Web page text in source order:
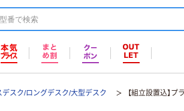
デスク/ロングデスク/大型デスク 【組立設置込】